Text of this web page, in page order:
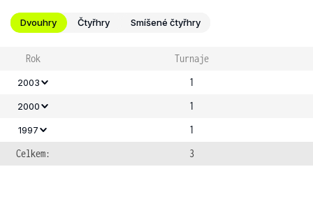
Dvouhry Čtyřhry Smíšené čtyřhry
Rok Turnaje
2003 1
2000 1
1997
1
Celkem:
3